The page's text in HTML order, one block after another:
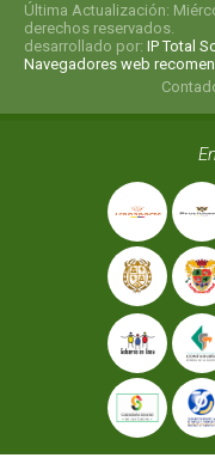
Última Actualización:
derechos reservados.
desarrollado por: IP Total
Navegadores web